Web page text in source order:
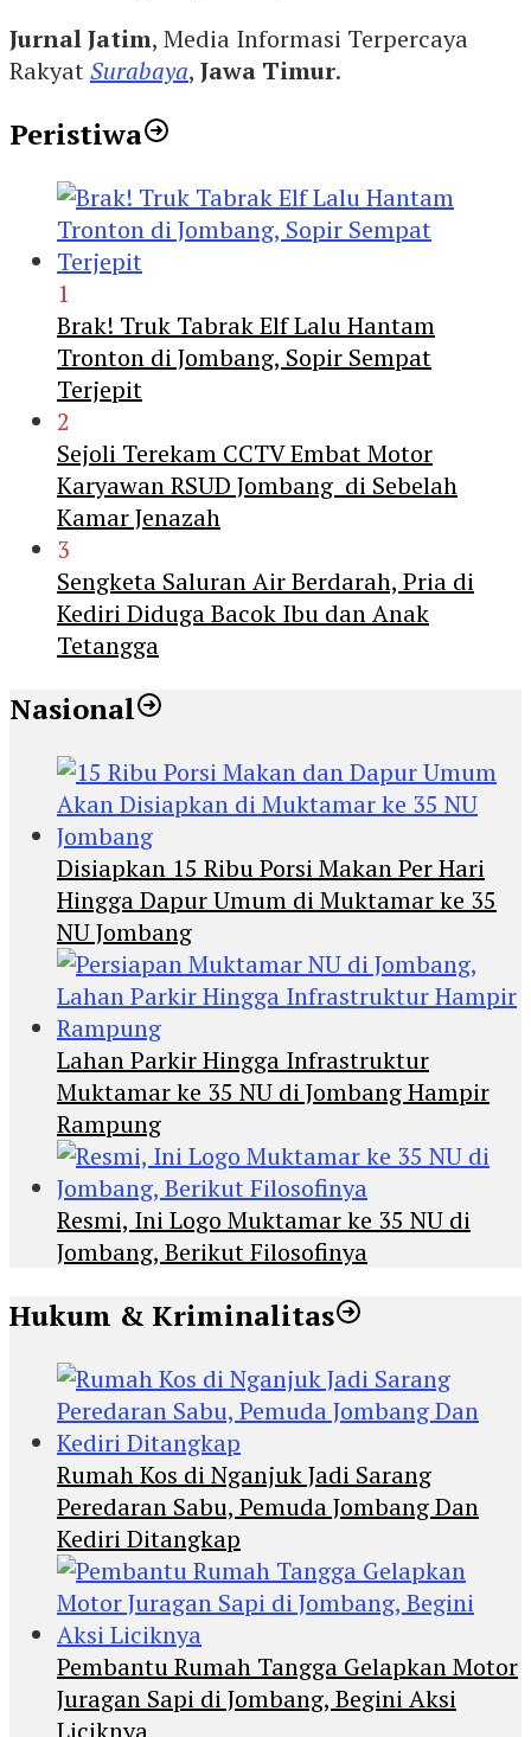
Jurnal Jatim, Media Informasi Terpercaya
RakyatSurabaya, Jawa Timur.
Peristiwa
1
Brak! Truk Tabrak Elf Lalu Hantam
Tronton di Jombang, Sopir Sempat
Terjepit
2
Sejoli Terekam CCTV Embat Motor
Karyawan RSUD Jombang di Sebelah
Kamar Jenazah
3
Sengketa Saluran Air Berdarah, Pria di
Kediri Diduga Bacok Ibu dan Anak
Tetangga
Nasional
Disiapkan 15 Ribu Porsi Makan Per Hari
Hingga Dapur Umum di Muktamar ke 35
NU Jombang
Lahan Parkir Hingga Infrastruktur
Muktamar ke 35 NU di Jombang Hampir
Rampung
Resmi, Ini Logo Muktamar ke 35 NU di
Jombang, Berikut Filosofinya
Hukum & Kriminalitas
Rumah Kos di Nganjuk Jadi Sarang
Peredaran Sabu, Pemuda Jombang Dan
Kediri Ditangkap
Pembantu Rumah Tangga Gelapkan Motor
Juragan Sapi di Jombang, Begini Aksi
Liciknya